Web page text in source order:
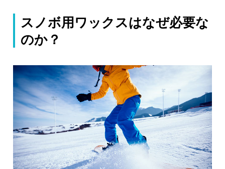
スノボ用ワックスはなぜ必要な
のか？